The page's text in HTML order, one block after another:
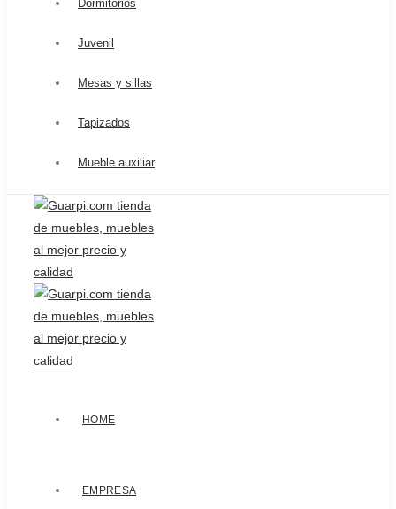
Dormitorios
Juvenil
Mesas y sillas
Tapizados
Mueble auxiliar
HOME
EMPRESA